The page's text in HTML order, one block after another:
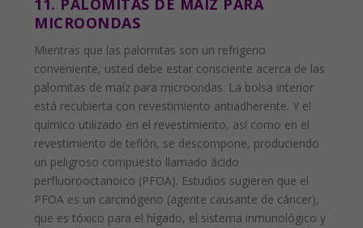
11. PALOMITAS DE MAÍZ PARA
MICROONDAS
Mientras que las palomitas son un refrigerio
conveniente, usted debe estar consciente acerca de las
palomitas de maíz para microondas. La bolsa interior
está recubierta con revestimiento antiadherente. Y el
químico utilizado en el revestimiento, así como en el
revestimiento de teflón, se descompone, produciendo
un peligroso compuesto llamado ácido
perfluorooctanoico (PFOA). Estudios sugieren que el
PFOA es un carcinógeno (agente causante de cáncer),
que es tóxico para el hígado, el sistema inmunológico y